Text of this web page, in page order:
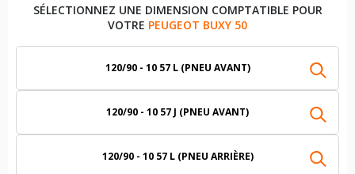
SÉLECTIONNEZ UNE DIMENSION COMPTATIBLE POUR
VOTRE PEUGEOT BUXY 50
120/90 - 10 57 L (PNEU AVANT)
120/90 - 10 57 J (PNEU AVANT)
120/90 - 10 57 L (PNEU ARRIÈRE)